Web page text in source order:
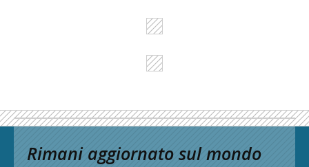
Rimani aggiornato sul mondo